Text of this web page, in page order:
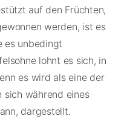
auf den Früchten,
werden, ist es
es unbedingt
lohnt es sich, in
es wird als eine der
sich während eines
dargestellt.